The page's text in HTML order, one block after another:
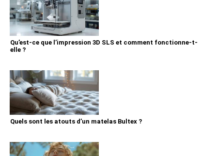
Qu’est-ce que l’impression 3D SLS et comment fonctionne-t-
elle ?
Quels sont les atouts d’un matelas Bultex ?